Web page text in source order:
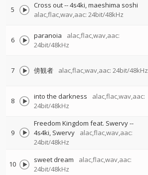
5 Cross out--4s4ki maeshima soshi
alac,flac,wav,aac: 24bit/48kHz
6 paranoia
alac,flac,wav,aac:
24bit/48kHz
7 傍観者 alac,flac,wav,aac: 24bit/48kHz
8 into the darkness
alac,flac,wav,aac:
24bit/48kHz
9
Freedom Kingdom feat. Swervy--
4s4ki Swervy
alac,flac,wav,aac:
24bit/48kHz
10 sweet dream
alac,flac,wav,aac:
24bit/48kHz